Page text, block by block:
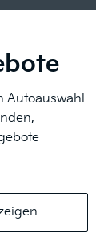
Autoauswahl